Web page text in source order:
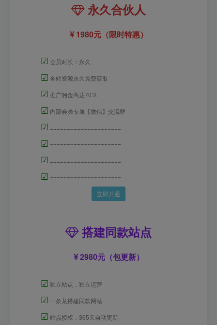
永久合伙人
1980元（限时特惠）
☑ 会员时长：永久
☑ 全站资源永久免费获取
☑ 推广佣金高达70％
☑ 内部会员专属【微信】交流群
☑ =====================
☑ =====================
☑ =====================
☑ =====================
立即开通
搭建同款站点
2980元（包更新）
☑ 独立站点，独立运营
☑ 一条龙搭建同款网站
☑ 站点授权，365天自动更新